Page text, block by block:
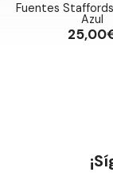
Faisán